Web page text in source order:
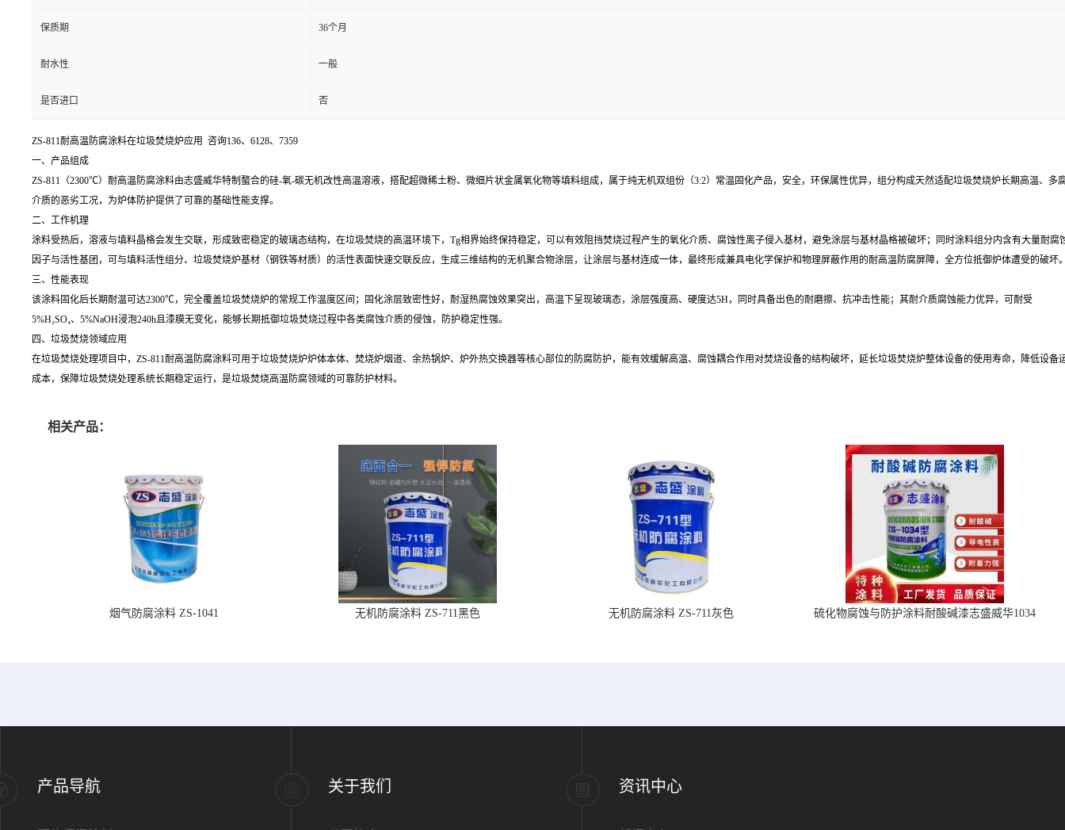
保质期 36个月
耐水性 一般
是否进口 否
ZS-811耐高温防腐涂料在垃圾焚烧炉应用 咨询136、6128、7359
一、产品组成
ZS-811（2300℃）耐高温防腐涂料由志盛威华特制螯合的硅-氧-碳无机改性高温溶液，搭配超微稀土粉、微细片状金属氧化物等填料组成，属于纯无机双组份（3:2）常温固化产品，安全，环保属性优异，组分构成天然适配垃圾焚烧炉长期高温、多
介质的恶劣工况，为炉体防护提供了可靠的基础性能支撑。
二、工作机理
涂料受热后，溶液与填料晶格会发生交联，形成致密稳定的玻璃态结构，在垃圾焚烧的高温环境下，Tg相界始终保持稳定，可以有效阻挡焚烧过程产生的氧化介质、腐蚀性离子侵入基材，避免涂层与基材晶格被破坏；同时涂料组分内含有大量耐腐
因子与活性基团，可与填料活性组分、垃圾焚烧炉基材（钢铁等材质）的活性表面快速交联反应，生成三维结构的无机聚合物涂层，让涂层与基材连成一体，最终形成兼具电化学保护和物理屏蔽作用的耐高温防腐屏障，全方位抵御炉体遭受的破坏
三、性能表现
该涂料固化后长期耐温可达2300℃，完全覆盖垃圾焚烧炉的常规工作温度区间；固化涂层致密性好，耐湿热腐蚀效果突出，高温下呈现玻璃态，涂层强度高、硬度达5H，同时具备出色的耐磨擦、抗冲击性能；其耐介质腐蚀能力优异，可耐受
5%H₂SO₄、5%NaOH浸泡240h且漆膜无变化，能够长期抵御垃圾焚烧过程中各类腐蚀介质的侵蚀，防护稳定性强。
四、垃圾焚烧领域应用
在垃圾焚烧处理项目中，ZS-811耐高温防腐涂料可用于垃圾焚烧炉炉体本体、焚烧炉烟道、余热锅炉、炉外热交换器等核心部位的防腐防护，能有效缓解高温、腐蚀耦合作用对焚烧设备的结构破坏，延长垃圾焚烧炉整体设备的使用寿命，降低设备
成本，保障垃圾焚烧处理系统长期稳定运行，是垃圾焚烧高温防腐领域的可靠防护材料。
相关产品：
烟气防腐涂料 ZS-1041 无机防腐涂料 ZS-711黑色 无机防腐涂料 ZS-711灰色 硫化物腐蚀与防护涂料耐酸碱漆志盛威华1034
产品导航 关于我们 资讯中心